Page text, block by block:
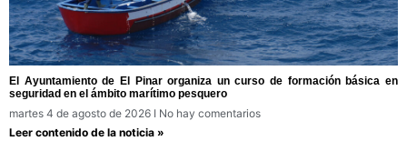
El Ayuntamiento de El Pinar organiza un curso de formación básica en
seguridad en el ámbito marítimo pesquero
martes 4 de agosto de 2026
No hay comentarios
Leer contenido de la noticia »